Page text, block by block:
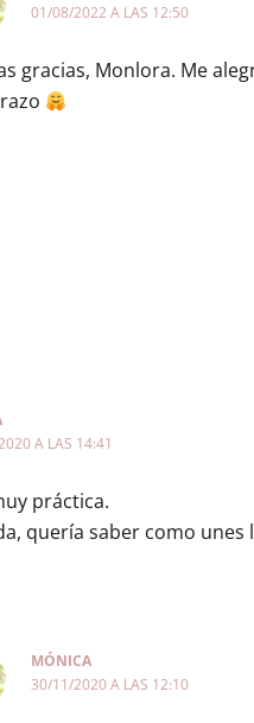
01/08/2022 A LAS 12:50
gracias, Monlora. Me
A LAS 14:41
práctica.
quería saber como unes
MÓNICA
30/11/2020 A LAS 12:10